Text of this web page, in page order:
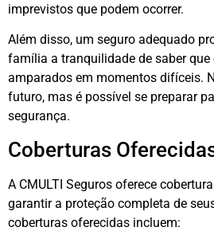
imprevistos que podem ocorrer.
Além disso, um seguro adequado
família a tranquilidade de saber que
amparados em momentos difíceis.
futuro, mas é possível se preparar
segurança.
Coberturas
A CMULTI Seguros oferece
garantir a proteção completa de
coberturas oferecidas incluem: